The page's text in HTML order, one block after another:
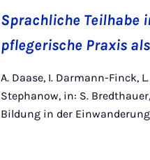
Sprachliche Teilhabe
pflegerische Praxis
A. Daase, I. Darmann-Finck,
Stephanow, in: S.
Bildung in der